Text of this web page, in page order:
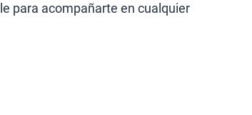
para acompañarte en cualquier